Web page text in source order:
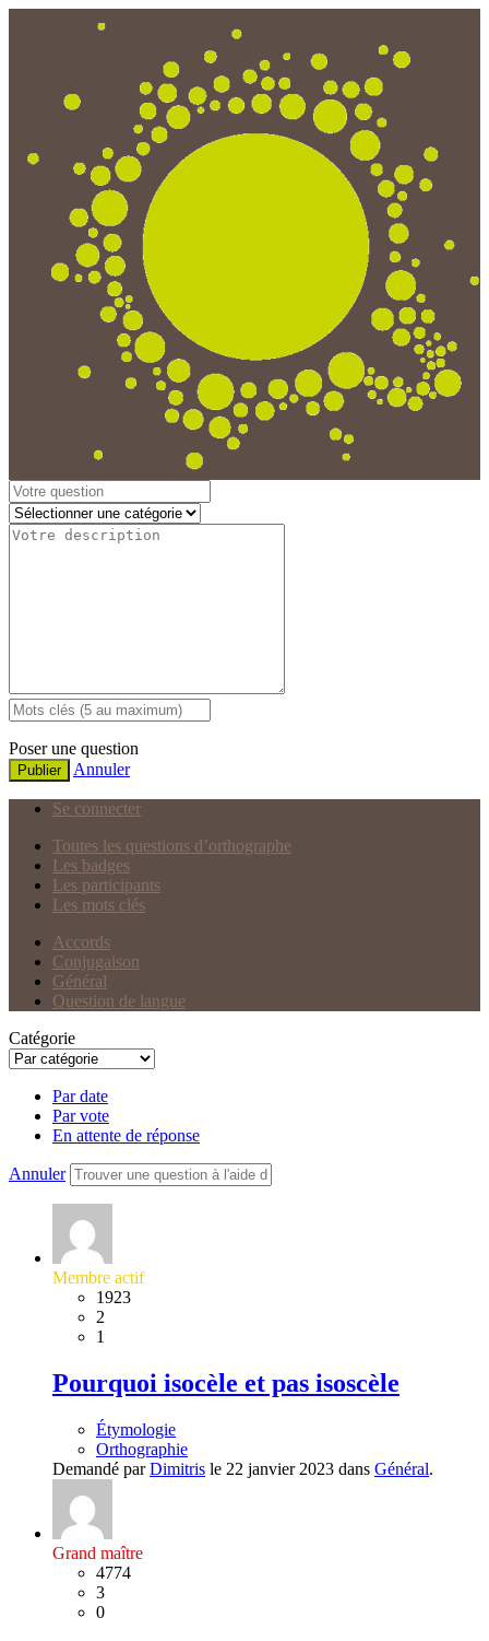
Poser une question
Publier Annuler
Se connecter
Toutes les questions d’orthographe
Les badges
Les participants
Les mots clés
Accords
Conjugaison
Général
Question de langue
Catégorie
Par date
Par vote
En attente de réponse
Annuler
Membre actif
1923
2
1
Pourquoi isocèle et pas isoscèle
Étymologie
Orthographie
Demandé parDimitris le 22 janvier 2023 dans Général.
Grand maître
4774
3
0